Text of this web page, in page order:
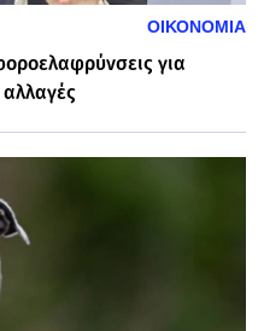
ΟΙΚΟΝΟΜΙΑ
για
αλλαγές